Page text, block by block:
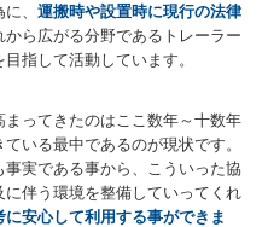
、 運搬時や設置時に現行の法律
から広がる分野であるトレーラー
指して活動しています。
ってきたのはここ数年～十数年
いる最中であるのが現状です。
実である事から、こういった協
伴う環境を整備していってくれ
安心して利用する事ができま